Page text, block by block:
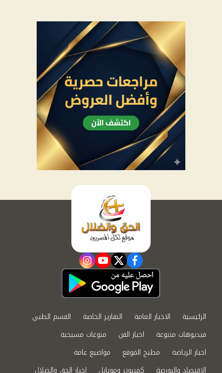
facebook
twitter
youtube
instagram
الرئيسية الاخبار العامة التقارير الخاصة
القسم الطبي
فيديوهات متنوعة
اخبار الفن
منوعات مسيحية
اخبار الرياضة
مطبخ الموقع
مواضيع عامة
الاقتصاد والبورصة
كمبيوتر وموبايل اخبار الحق والضلال